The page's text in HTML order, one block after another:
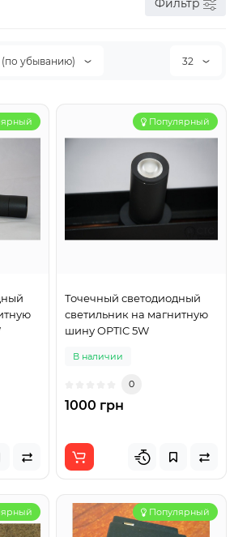
Фильтр
убыванию) 32
Популярный
Точечный светодиодный
светильник на магнитную
шину OPTIC 5W
В наличии
0
1000 грн
Популярный